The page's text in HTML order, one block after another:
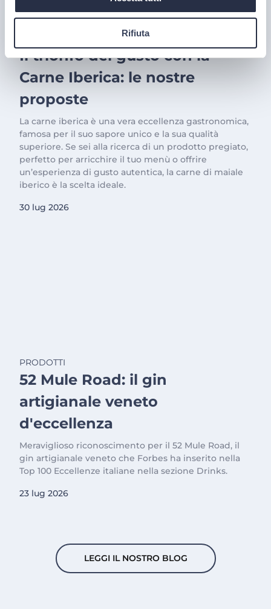
Rifiuta
Il trionfo del gusto con la
Carne Iberica: le nostre
proposte
La carne iberica è una vera eccellenza gastronomica,
famosa per il suo sapore unico e la sua qualità
superiore. Se sei alla ricerca di un prodotto pregiato,
perfetto per arricchire il tuo menù o offrire
un’esperienza di gusto autentica, la carne di maiale
iberico è la scelta ideale.
30 lug 2026
PRODOTTI
52 Mule Road: il gin
artigianale veneto
d'eccellenza
Meraviglioso riconoscimento per il 52 Mule Road, il
gin artigianale veneto che Forbes ha inserito nella
Top 100 Eccellenze italiane nella sezione Drinks.
23 lug 2026
LEGGI IL NOSTRO BLOG